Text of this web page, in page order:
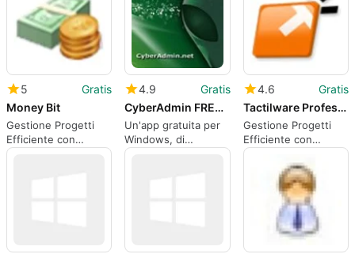
5
Gratis
Money Bit
Gestione Progetti
Efficiente con
Money Bit
4.9
Gratis
CyberAdmin FREE Servidor 5.1.4
Un'app gratuita per
Windows, di
CyberAdmin
4.6
Gratis
Tactilware Profesional
Gestione Progetti
Efficiente con
Tactilware
Profesional